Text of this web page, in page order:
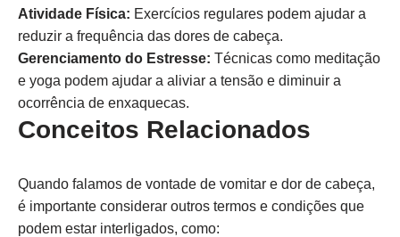
Atividade Física: Exercícios regulares podem ajudar a
reduzir a frequência das dores de cabeça.
Gerenciamento do Estresse: Técnicas como meditação
e yoga podem ajudar a aliviar a tensão e diminuir a
ocorrência de enxaquecas.
Conceitos Relacionados
Quando falamos de vontade de vomitar e dor de cabeça,
é importante considerar outros termos e condições que
podem estar interligados, como: